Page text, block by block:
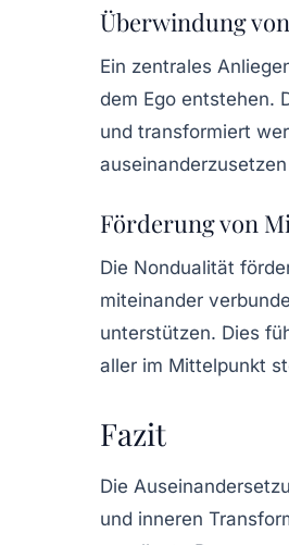
Überwindung
Ein zentrales
dem Ego entstehen.
und transformiert
Förderung von
Die Nondualität
miteinander
unterstützen. Dies
aller im Mittelpunkt
Fazit
Die
und inneren